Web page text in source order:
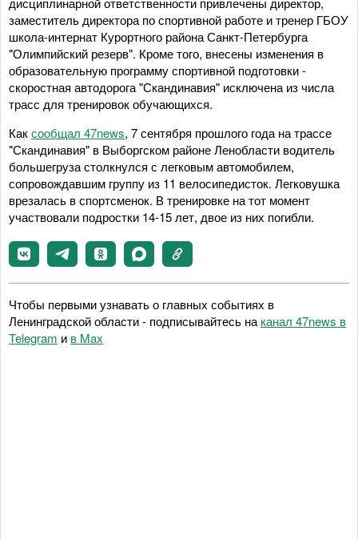
заместитель директора по спортивной работе и тренер ГБОУ
школа-интернат Курортного района Санкт-Петербурга
"Олимпийский резерв". Кроме того, внесены изменения в
образовательную программу спортивной подготовки -
скоростная автодорога "Скандинавия" исключена из числа
трасс для тренировок обучающихся.
Каксообщал 47news, 7 сентября прошлого года на трассе
"Скандинавия" в Выборгском районе Ленобласти водитель
большегруза столкнулся с легковым автомобилем,
сопровождавшим группу из 11 велосипедисток. Легковушка
врезалась в спортсменок. В тренировке на тот момент
участвовали подростки 14-15 лет, двое из них погибли.
Чтобы первыми узнавать о главных событиях в
Ленинградской области - подписывайтесь на канал 47news в
Telegram и в Maх